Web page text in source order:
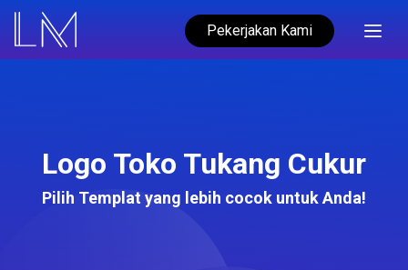
Pekerjakan Kami
Logo Toko Tukang Cukur
Pilih Templat yang lebih cocok untuk Anda!